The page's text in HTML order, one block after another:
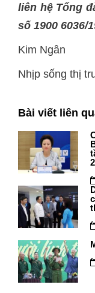
liên hệ Tổng
số 1900 6036/
Kim Ngân
Nhịp sống thị
Bài viết liên